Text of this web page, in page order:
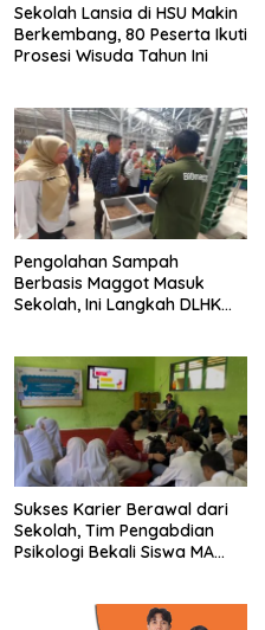
Sekolah Lansia di HSU Makin
Berkembang, 80 Peserta Ikuti
Prosesi Wisuda Tahun Ini
Pengolahan Sampah
Berbasis Maggot Masuk
Sekolah, Ini Langkah DLHK
Sukses Karier Berawal dari
Sekolah, Tim Pengabdian
Psikologi Bekali Siswa MA